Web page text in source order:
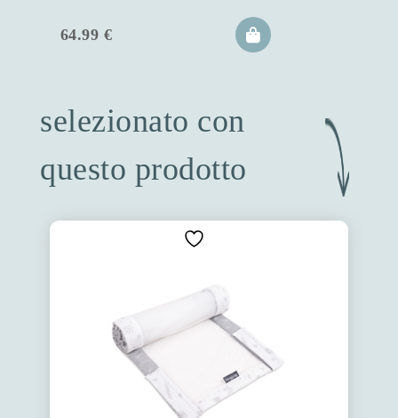
64.99 €
selezionato con
questo prodotto